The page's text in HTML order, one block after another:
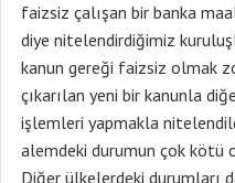
faizsiz çalışan bir banka
diye nitelendirdiğimiz
kanun gereği faizsiz olmak
çıkarılan yeni bir kanunla
işlemleri yapmakla
alemdeki durumun çok kötü
Diğer ülkelerdeki durumları